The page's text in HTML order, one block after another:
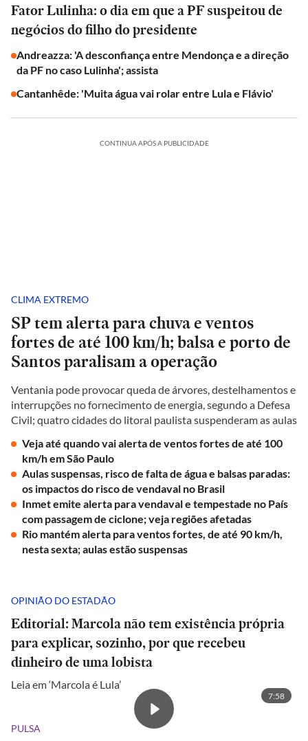
Fator Lulinha: o dia em que a PF suspeitou de
negócios do filho do presidente
Andreazza: 'A desconfiança entre Mendonça e a direção
da PF no caso Lulinha'; assista
Cantanhêde: 'Muita água vai rolar entre Lula e Flávio'
CONTINUA APÓS A PUBLICIDADE
CLIMA EXTREMO
SP tem alerta para chuva e ventos
fortes de até 100 km/h; balsa e porto de
Santos paralisam a operação
Ventania pode provocar queda de árvores, destelhamentos e
interrupções no fornecimento de energia, segundo a Defesa
Civil; quatro cidades do litoral paulista suspenderam as aulas
Veja até quando vai alerta de ventos fortes de até 100
km/h em São Paulo
Aulas suspensas, risco de falta de água e balsas paradas:
os impactos do risco de vendaval no Brasil
Inmet emite alerta para vendaval e tempestade no País
com passagem de ciclone; veja regiões afetadas
Rio mantém alerta para ventos fortes, de até 90 km/h,
nesta sexta; aulas estão suspensas
OPINIÃO DO ESTADÃO
Editorial: Marcola não tem existência própria
para explicar, sozinho, por que recebeu
dinheiro de uma lobista
Leia em ‘Marcola é Lula’
7:58
PULSA